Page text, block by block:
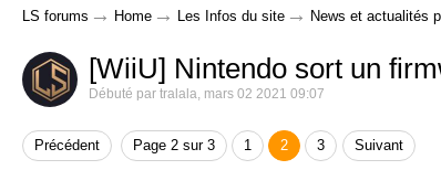
LS forums → Home → Les Infos du site → News et actualités
[WiiU] Nintendo sort un
Débuté par tralala, mars 02 2021 09:07
Précédent Page 2 sur 3 1 2 3 Suivant